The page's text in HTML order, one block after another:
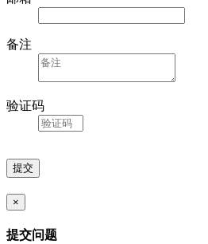
备注
验证码
×
提交问题